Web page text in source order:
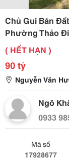
Chủ Gui Bán
Phường Thảo
( HẾT HẠN )
90 tỷ
Nguyễn Văn
Ngô
0933
Mã số
17928677